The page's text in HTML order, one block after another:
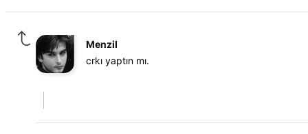
Menzil
crkı yaptın mı.